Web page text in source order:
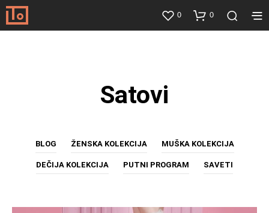
0 0
Satovi
BLOG ŽENSKA KOLEKCIJA MUŠKA KOLEKCIJA
DEČIJA KOLEKCIJA PUTNI PROGRAM SAVETI